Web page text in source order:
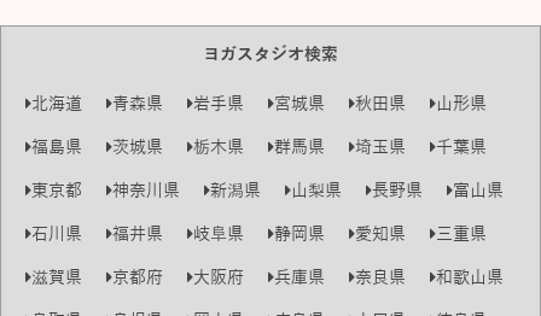
ヨガスタジオ検索
北海道 青森県 岩手県 宮城県 秋田県
山形県
福島県
茨城県 栃木県 群馬県 埼玉県
千葉県
東京都
神奈川県 新潟県 山梨県 長野県
富山県
石川県
福井県 岐阜県 静岡県 愛知県
三重県
滋賀県
京都府 大阪府 兵庫県 奈良県
和歌山県